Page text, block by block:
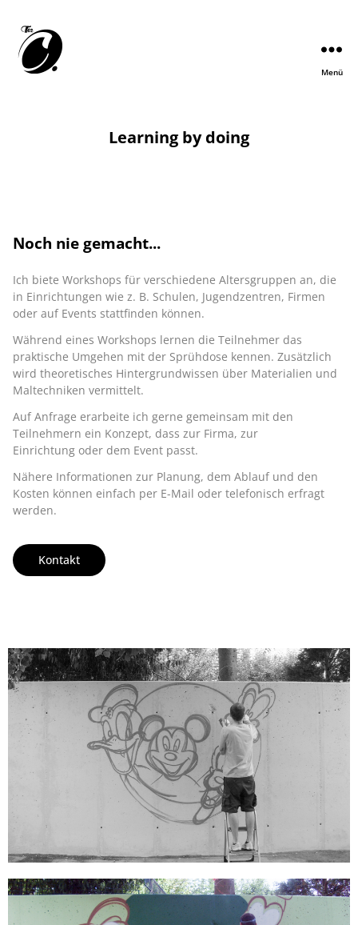
Menü
Learning by doing
Noch nie gemacht...
Ich biete Workshops für verschiedene Altersgruppen an, die
in Einrichtungen wie z. B. Schulen, Jugendzentren, Firmen
oder auf Events stattfinden können.
Während eines Workshops lernen die Teilnehmer das
praktische Umgehen mit der Sprühdose kennen. Zusätzlich
wird theoretisches Hintergrundwissen über Materialien und
Maltechniken vermittelt.
Auf Anfrage erarbeite ich gerne gemeinsam mit den
Teilnehmern ein Konzept, dass zur Firma, zur
Einrichtung oder dem Event passt.
Nähere Informationen zur Planung, dem Ablauf und den
Kosten können einfach per E-Mail oder telefonisch erfragt
werden.
Kontakt